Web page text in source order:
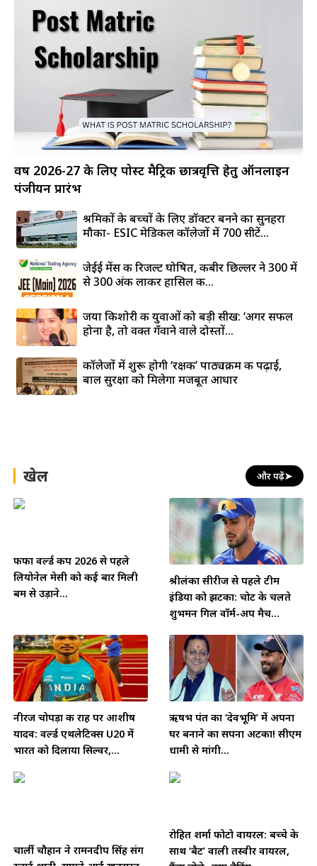
वर्ष 2026-27 के लिए पोस्ट मैट्रिक छात्रवृत्ति हेतु ऑनलाइन
पंजीयन प्रारंभ
श्रमिकों के बच्चों के लिए डॉक्टर बनने का सुनहरा
मौका- ESIC मेडिकल कॉलेजों में 700 सीटें...
जेईई मेंस की रिजल्ट घोषित, कबीर छिल्लर ने 300 में
से 300 अंक लाकर हासिल की...
जया किशोरी की युवाओं को बड़ी सीख: ‘अगर सफल
होना है, तो वक्त गँवाने वाले दोस्तों...
कॉलेजों में शुरू होगी ‘रक्षक’ पाठ्यक्रम की पढ़ाई,
बाल सुरक्षा को मिलेगा मजबूत आधार
खेल और पढ़ें➤
फीफा वर्ल्ड कप 2026 से पहले
लियोनेल मेसी को कई बार मिली
बम से उड़ाने...
श्रीलंका सीरीज से पहले टीम
इंडिया को झटका: चोट के चलते
शुभमन गिल वॉर्म-अप मैच...
नीरज चोपड़ा की राह पर आशीष
यादव: वर्ल्ड एथलेटिक्स U20 में
भारत को दिलाया सिल्वर,...
ऋषभ पंत का ‘देवभूमि’ में अपना
घर बनाने का सपना अटका! सीएम
धामी से मांगी...
चार्ली चौहान ने रामनदीप सिंह संग
रोहित शर्मा फोटो वायरल: बच्चे के
साथ ‘बैट’ वाली तस्वीर वायरल,